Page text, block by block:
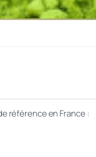
référence en France :